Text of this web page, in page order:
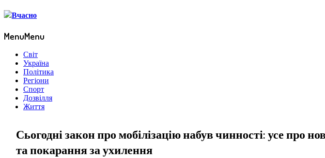
MenuMenu
Світ
Україна
Політика
Регіони
Спорт
Дозвілля
Життя
Сьогодні закон про мобілізацію набув чинності: усе про
та покарання за ухилення